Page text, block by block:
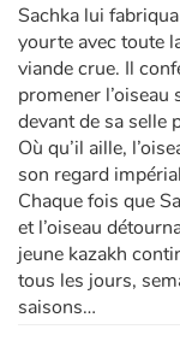
Sachka lui
yourte avec toute
viande crue. Il
promener
devant de sa selle
Où qu’il aille,
son regard
Chaque fois que
et l’oiseau
jeune kazakh
tous les jours,
saisons…